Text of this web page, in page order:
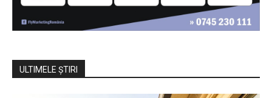
ULTIMELE ŞTIRI